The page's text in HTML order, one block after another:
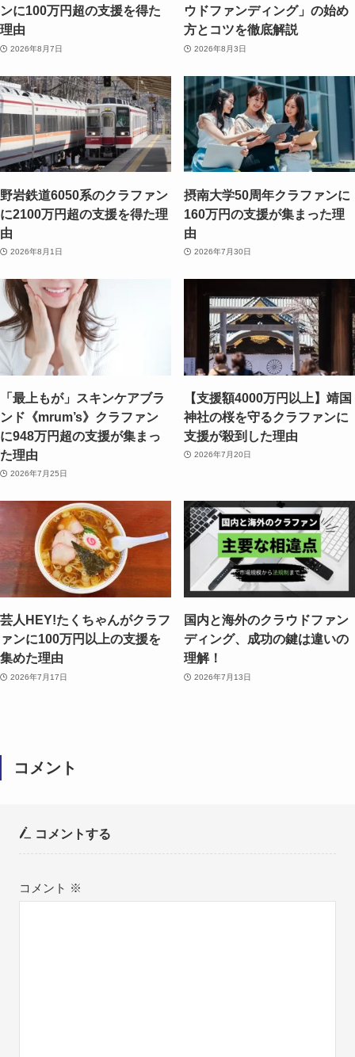
ンに100万円超の支援を得た
理由
2026年8月7日
ウドファンディング」の始め
方とコツを徹底解説
2026年8月3日
野岩鉄道6050系のクラファン
に2100万円超の支援を得た理
由
2026年8月1日
摂南大学50周年クラファンに
160万円の支援が集まった理
由
2026年7月30日
「最上もが」スキンケアブラ
ンド《mrum’s》クラファン
に948万円超の支援が集まっ
た理由
2026年7月25日
【支援額4000万円以上】靖国
神社の桜を守るクラファンに
支援が殺到した理由
2026年7月20日
芸人HEY!たくちゃんがクラフ
ァンに100万円以上の支援を
集めた理由
2026年7月17日
国内と海外のクラウドファン
ディング、成功の鍵は違いの
理解！
2026年7月13日
コメント
コメントする
コメント ※